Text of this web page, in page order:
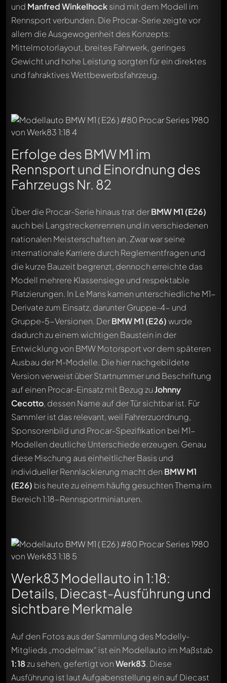
und Manfred Winkelhocksind mit dem Modell im
Rennsport verbunden. Die Procar-Serie zeigte vor
allem die Ausgewogenheit des Konzepts:
Mittelmotorlayout, breites Fahrwerk, geringes
Gewicht und hohe Leistung sorgten für ein direktes
und fahraktives Wettbewerbsfahrzeug.
Erfolge des BMW M1 im
Rennsport und Einordnung des
Fahrzeugs Nr. 82
Über die Procar-Serie hinaus trat derBMW M1 (E26)
auch bei Langstreckenrennen und in verschiedenen
nationalen Meisterschaften an. Zwar war seine
internationale Karriere durch Reglementfragen und
die kurze Bauzeit begrenzt, dennoch erreichte das
Modell mehrere Klassensiege und respektable
Platzierungen. In Le Mans kamen unterschiedliche M1-
Derivate zum Einsatz, darunter Gruppe-4- und
Gruppe-5-Versionen. DerBMW M1 (E26)wurde
dadurch zu einem wichtigen Baustein in der
Entwicklung von BMW Motorsport vor dem späteren
Ausbau der M-Modelle. Die hier nachgebildete
Version verweist über Startnummer und Beschriftung
auf einen Procar-Einsatz mit Bezug zuJohnny
Cecotto, dessen Name auf der Tür sichtbar ist. Für
Sammler ist das relevant, weil Fahrerzuordnung,
Sponsorenbild und Procar-Spezifikation bei M1-
Modellen deutliche Unterschiede erzeugen. Genau
diese Mischung aus einheitlicher Basis und
individueller Rennlackierung macht den BMW M1
(E26) bis heute zu einem häufig gesuchten Thema im
Bereich 1:18-Rennsportminiaturen.
Werk83 Modellauto in 1:18:
Details, Diecast-Ausführung und
sichtbare Merkmale
Auf den Fotos aus der Sammlung des Modelly-
Mitglieds „modelmax“ ist ein Modellauto im Maßstab
1:18zu sehen, gefertigt vonWerk83. Diese
Ausführung ist laut Aufgabenstellung ein auf Diecast